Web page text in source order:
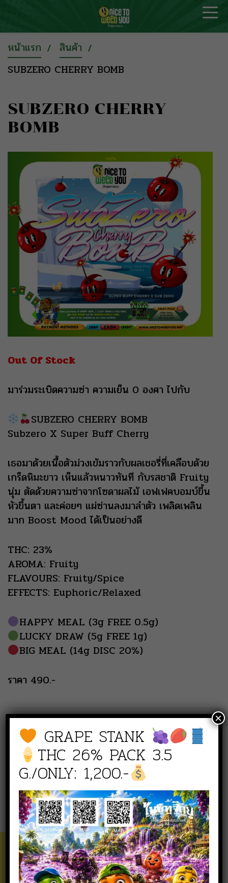
หน้าแรก
สินค้า
SUBZERO CHERRY BOMB
SUBZERO CHERRY
BOMB
Out Of Stock
มาร่วมระเบิดความซ่า ความเย็น 0 องศา ไปกับ
SUBZERO CHERRY BOMB
Subzero X Super Buff Cherry
เธอมาด้วยเนื้อตัวม่วงเข้มราวกับผลเชอรี่ที่เคลือบด้วย
เกร็ดหิมะขาว เห็นแล้วหนาวทันที กับรสชาติ Fruity
นุ่ม ตัดด้วยความซ่าจากโซดาผลไม้ เอฟเฟคบอมบ์ขึ้น
หัวขึ้นตา และค่อยๆ แผ่ซ่านลงมาลำตัว เพลิดเพลิน
มาก Boost Mood ได้เป็นอย่างดี
THC: 23%
AROMA: Fruity
FLAVOURS: Fruity/Spice
EFFECTS: Euphoric/Relaxed
HAPPY MEAL (3g FREE 0.5g)
LUCKY DRAW (5g FREE 1g)
BIG MEAL (14g DISC 20%)
ราคา 490.-
สินค้า
#ChillingTime #Hybrid
สินค้า
GRAPE STANK
THC 26% PACK 3.5
G./ONLY: 1,200.-
×